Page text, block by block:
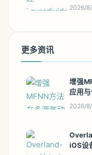
2026/
更多资讯
增强
应用
2026/
iOS设